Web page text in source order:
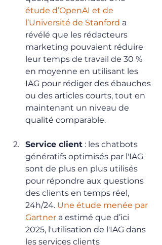
étude d’OpenAI et de
l’Université de Stanford a
révélé que les rédacteurs
marketing pouvaient réduire
leur temps de travail de 30 %
en moyenne en utilisant les
IAG pour rédiger des ébauches
ou des articles courts, tout en
maintenant un niveau de
qualité comparable.
Service client : les chatbots
génératifs optimisés par l'IAG
sont de plus en plus utilisés
pour répondre aux questions
des clients en temps réel,
24h/24. Une étude menée par
Gartner a estimé que d’ici
2025, l'utilisation de l'IAG dans
les services clients